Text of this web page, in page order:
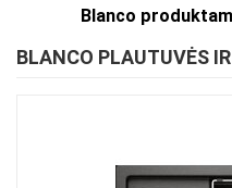
Blanco
BLANCO PLAUTUVĖS